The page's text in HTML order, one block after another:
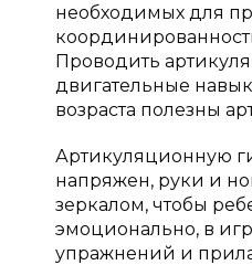
необходимых для
Проводить
двигательные
возраста полезны
Артикуляционную
напряжен, руки и
зеркалом, чтобы
эмоционально, в
упражнений и